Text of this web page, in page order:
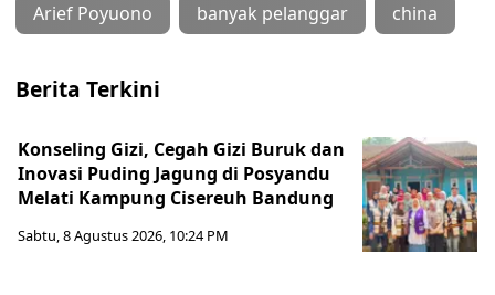
Arief Poyuono banyak pelanggar china
Berita Terkini
Konseling Gizi, Cegah Gizi Buruk dan
Inovasi Puding Jagung di Posyandu
Melati Kampung Cisereuh Bandung
Sabtu, 8 Agustus 2026, 10:24 PM